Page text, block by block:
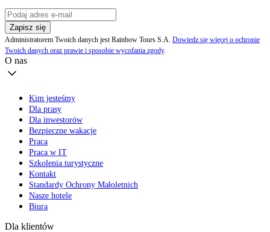
Zapisz się
Administratorem Twoich danych jest Rainbow Tours S.A. Dowiedz się więcej o ochronie
Twoich danych oraz prawie i sposobie wycofania zgody.
O nas
Kim jesteśmy
Dla prasy
Dla inwestorów
Bezpieczne wakacje
Praca
Praca w IT
Szkolenia turystyczne
Kontakt
Standardy Ochrony Małoletnich
Nasze hotele
Biura
Dla klientów